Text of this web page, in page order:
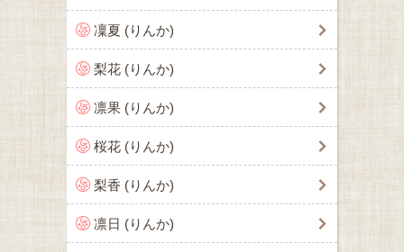
凜夏 (りんか)
梨花 (りんか)
凛果 (りんか)
桜花 (りんか)
梨香 (りんか)
凛日 (りんか)